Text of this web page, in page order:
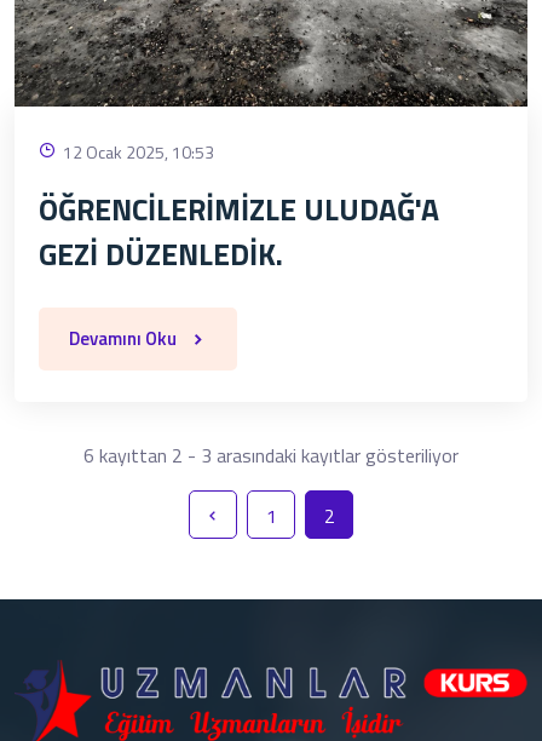
12 Ocak 2025, 10:53
ÖĞRENCİLERİMİZLE ULUDAĞ'A
GEZİ DÜZENLEDİK.
Devamını Oku
6 kayıttan 2 - 3 arasındaki kayıtlar gösteriliyor
1 2